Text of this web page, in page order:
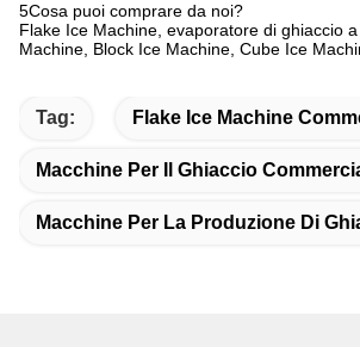
5Cosa puoi comprare da noi?
Flake Ice Machine, evaporatore di ghiaccio
Machine, Block Ice Machine, Cube Ice
Tag: Flake Ice Machine
Macchine Per Il Ghiaccio
Macchine Per La Produzione Di